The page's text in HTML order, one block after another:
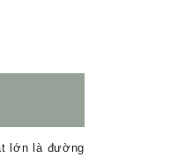
lớn là đường